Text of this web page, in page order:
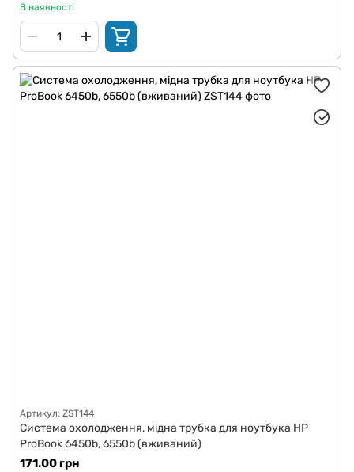
В наявності
Артикул: ZST144
Система охолодження, мідна трубка для ноутбука HP
ProBook 6450b, 6550b (вживаний)
171.00 грн